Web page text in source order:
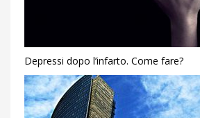
Depressi dopo l’infarto. Come fare?